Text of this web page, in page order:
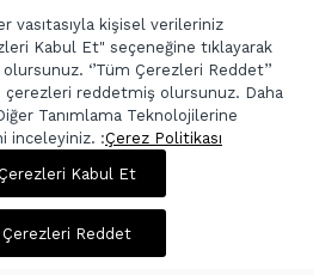
Sepette %20 İndirim
DAMGASI
In.com, Tüm Hakları Saklıdır.
Kabul Et
kişisel verileriniz
Kabul Et" seçeneğine tıklayarak
‘’Tüm Çerezleri Reddet’’
çerezleri reddetmiş olursunuz. Daha
Tanımlama Teknolojilerine
inceleyiniz. :Çerez Politikası
Reddet